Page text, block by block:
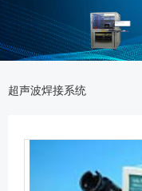
超声波焊接系统